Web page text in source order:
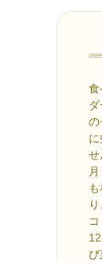
食
の
せ
び